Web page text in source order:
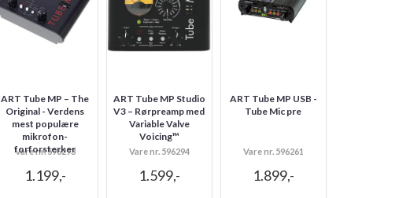
ART Tube MP – The
Original - Verdens
mest populære
mikrofon-
forforsterker
Vare nr. 596293
1.199,-
ART Tube MP Studio
V3 – Rørpreamp med
Variable Valve
Voicing™
Vare nr. 596294
1.599,-
ART Tube MP USB -
Tube Mic pre
Vare nr. 596261
1.899,-